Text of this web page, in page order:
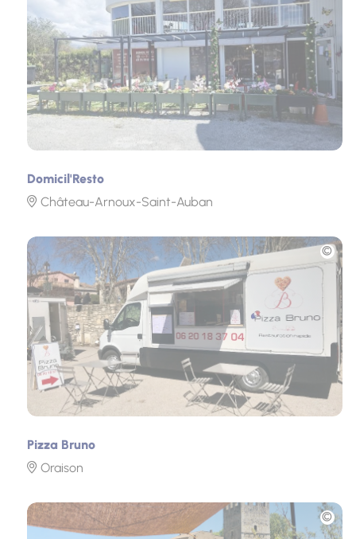
Domicil'Resto
Château-Arnoux-Saint-Auban
Pizza Bruno
Oraison
Photo
Photo